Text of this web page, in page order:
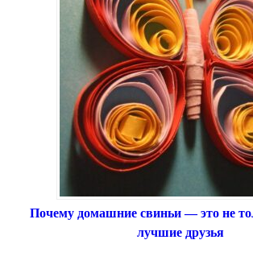
Почему домашние свиньи — это не
лучшие друзья